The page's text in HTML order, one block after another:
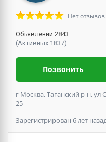
Нет отзывов
Объявлений 2843
(Активных 1837)
Позвонить
г Москва, Таганский р-н, ул
25
Зарегистрирован 6 лет